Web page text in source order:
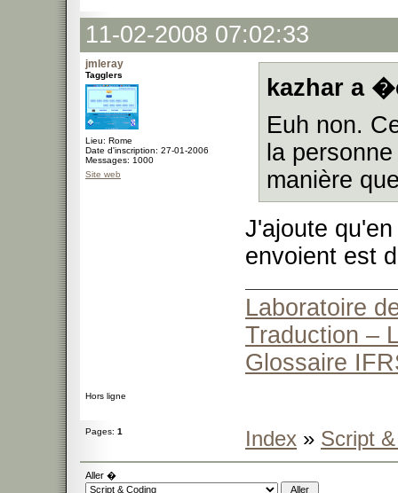
11-02-2008 07:02:33
jmleray
Tagglers
Lieu: Rome
Date d'inscription: 27-01-2006
Messages: 1000
Site web
kazhar a
Euh non.
la
manière
J'ajoute
envoient est
Laboratoire
Traduction –
Glossaire
Hors ligne
Pages: 1 Index » Script
Aller �